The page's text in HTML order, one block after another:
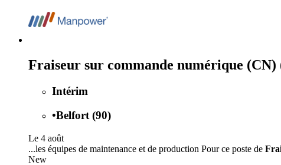
Fraiseur sur commande numérique (CN)
Intérim
•Belfort (90)
Le 4 août
...les équipes de maintenance et de production Pour ce poste de
New